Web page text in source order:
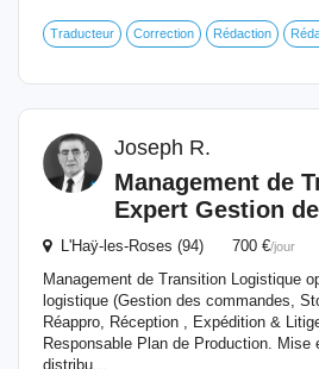
Traducteur Correction Rédaction
Joseph R.
Management de
Expert Gestion
L'Haÿ-les-Roses (94) 700 €/jour
Management de Transition Logistique
logistique (Gestion des commandes,
Réappro, Réception , Expédition &
Responsable Plan de Production. Mise
distribu...